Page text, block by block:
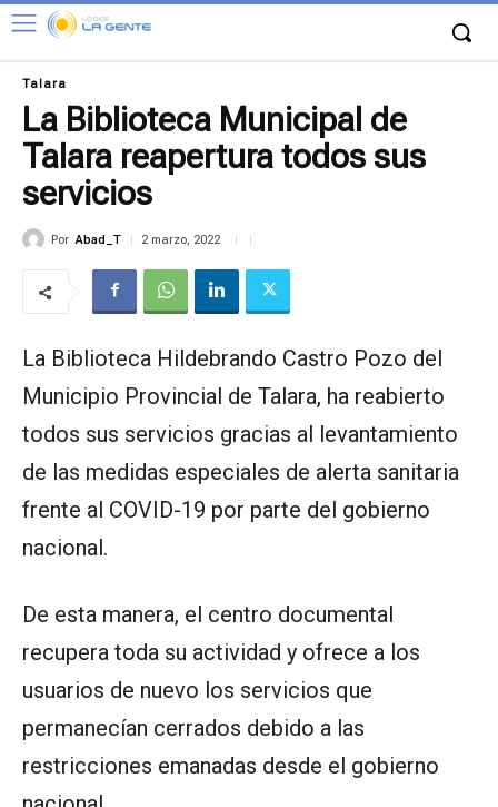
Talara
La Biblioteca Municipal de
Talara reapertura todos sus
servicios
Por Abad_T 2 marzo, 2022
La Biblioteca Hildebrando Castro Pozo del
Municipio Provincial de Talara, ha reabierto
todos sus servicios gracias al levantamiento
de las medidas especiales de alerta sanitaria
frente al COVID-19 por parte del gobierno
nacional.
De esta manera, el centro documental
recupera toda su actividad y ofrece a los
usuarios de nuevo los servicios que
permanecían cerrados debido a las
restricciones emanadas desde el gobierno